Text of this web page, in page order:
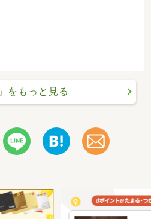
」をもっと見る